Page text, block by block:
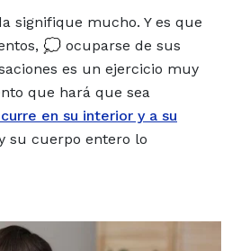
signifique mucho. Y es que
💭 ocuparse de sus
es un ejercicio muy
que hará que sea
en su interior y a su
su cuerpo entero lo